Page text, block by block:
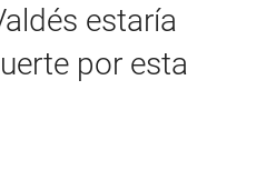
estaría
por esta